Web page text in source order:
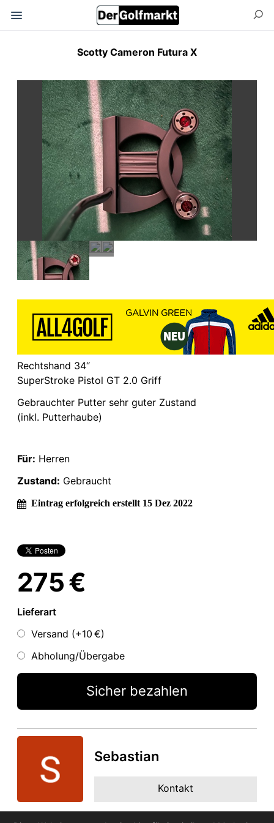
Scotty Cameron Futura X
Rechtshand 34“
SuperStroke Pistol GT 2.0 Griff
Gebrauchter Putter sehr guter Zustand
(inkl. Putterhaube)
Für: Herren
Zustand: Gebraucht
Eintrag erfolgreich erstellt 15 Dez 2022
275 €
Lieferart
Versand (+10 €)
Abholung/Übergabe
Sicher bezahlen
Sebastian
Kontakt